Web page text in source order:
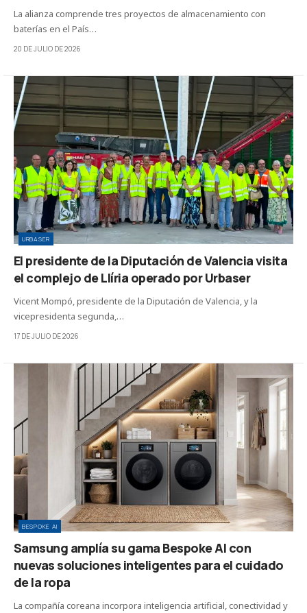
La alianza comprende tres proyectos de almacenamiento con
baterías en el País…
20 DE JULIO DE 2026
URBASER
El presidente de la Diputación de Valencia visita
el complejo de Llíria operado por Urbaser
Vicent Mompó, presidente de la Diputación de Valencia, y la
vicepresidenta segunda,…
17 DE JULIO DE 2026
BESPOKE AI
Samsung amplía su gama Bespoke AI con
nuevas soluciones inteligentes para el cuidado
de la ropa
La compañía coreana incorpora inteligencia artificial, conectividad y